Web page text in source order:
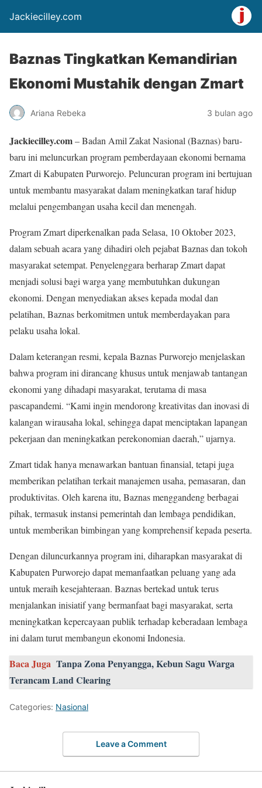
Jackiecilley.com
Baznas Tingkatkan Kemandirian
Ekonomi Mustahik dengan Zmart
Ariana Rebeka 3 bulan ago
Jackiecilley.com– Badan Amil Zakat Nasional (Baznas) baru-
baru ini meluncurkan program pemberdayaan ekonomi bernama
Zmart di Kabupaten Purworejo. Peluncuran program ini bertujuan
untuk membantu masyarakat dalam meningkatkan taraf hidup
melalui pengembangan usaha kecil dan menengah.
Program Zmart diperkenalkan pada Selasa, 10 Oktober 2023,
dalam sebuah acara yang dihadiri oleh pejabat Baznas dan tokoh
masyarakat setempat. Penyelenggara berharap Zmart dapat
menjadi solusi bagi warga yang membutuhkan dukungan
ekonomi. Dengan menyediakan akses kepada modal dan
pelatihan, Baznas berkomitmen untuk memberdayakan para
pelaku usaha lokal.
Dalam keterangan resmi, kepala Baznas Purworejo menjelaskan
bahwa program ini dirancang khusus untuk menjawab tantangan
ekonomi yang dihadapi masyarakat, terutama di masa
pascapandemi. “Kami ingin mendorong kreativitas dan inovasi di
kalangan wirausaha lokal, sehingga dapat menciptakan lapangan
pekerjaan dan meningkatkan perekonomian daerah,” ujarnya.
Zmart tidak hanya menawarkan bantuan finansial, tetapi juga
memberikan pelatihan terkait manajemen usaha, pemasaran, dan
produktivitas. Oleh karena itu, Baznas menggandeng berbagai
pihak, termasuk instansi pemerintah dan lembaga pendidikan,
untuk memberikan bimbingan yang komprehensif kepada peserta.
Dengan diluncurkannya program ini, diharapkan masyarakat di
Kabupaten Purworejo dapat memanfaatkan peluang yang ada
untuk meraih kesejahteraan. Baznas bertekad untuk terus
menjalankan inisiatif yang bermanfaat bagi masyarakat, serta
meningkatkan kepercayaan publik terhadap keberadaan lembaga
ini dalam turut membangun ekonomi Indonesia.
Baca Juga Tanpa Zona Penyangga, Kebun Sagu Warga
Terancam Land Clearing
Categories: Nasional
Leave a Comment